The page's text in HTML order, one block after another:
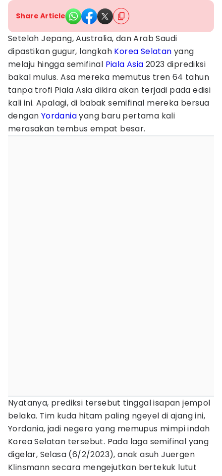
Share Article
Setelah Jepang, Australia, dan Arab Saudi
dipastikan gugur, langkah Korea Selatan yang
melaju hingga semifinal Piala Asia 2023 diprediksi
bakal mulus. Asa mereka memutus tren 64 tahun
tanpa trofi Piala Asia dikira akan terjadi pada edisi
kali ini. Apalagi, di babak semifinal mereka bersua
dengan Yordaniayang baru pertama kali
merasakan tembus empat besar.
Nyatanya, prediksi tersebut tinggal isapan jempol
belaka. Tim kuda hitam paling ngeyel di ajang ini,
Yordania, jadi negera yang memupus mimpi indah
Korea Selatan tersebut. Pada laga semifinal yang
digelar, Selasa (6/2/2023), anak asuh Juergen
Klinsmann secara mengejutkan bertekuk lutut